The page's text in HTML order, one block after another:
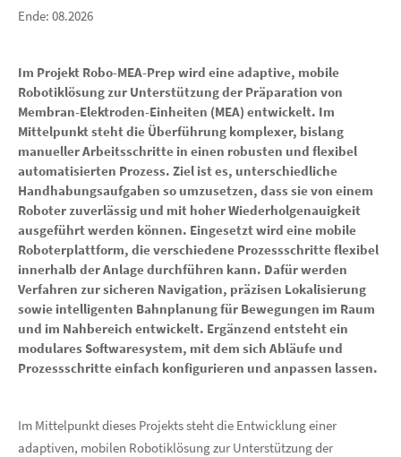
Ende: 08.2026
Im Projekt Robo-MEA-Prep wird eine adaptive, mobile
Robotiklösung zur Unterstützung der Präparation von
Membran-Elektroden-Einheiten (MEA) entwickelt. Im
Mittelpunkt steht die Überführung komplexer, bislang
manueller Arbeitsschritte in einen robusten und flexibel
automatisierten Prozess. Ziel ist es, unterschiedliche
Handhabungsaufgaben so umzusetzen, dass sie von einem
Roboter zuverlässig und mit hoher Wiederholgenauigkeit
ausgeführt werden können. Eingesetzt wird eine mobile
Roboterplattform, die verschiedene Prozessschritte flexibel
innerhalb der Anlage durchführen kann. Dafür werden
Verfahren zur sicheren Navigation, präzisen Lokalisierung
sowie intelligenten Bahnplanung für Bewegungen im Raum
und im Nahbereich entwickelt. Ergänzend entsteht ein
modulares Softwaresystem, mit dem sich Abläufe und
Prozessschritte einfach konfigurieren und anpassen lassen.
Im Mittelpunkt dieses Projekts steht die Entwicklung einer
adaptiven, mobilen Robotiklösung zur Unterstützung der